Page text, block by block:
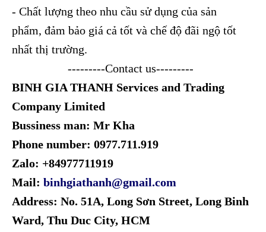
- Chất lượng theo nhu cầu sử dụng của sản
phẩm, đảm bảo giá cả tốt và chế độ đãi ngộ tốt
nhất thị trường.
---------Contact us---------
BINH GIA THANH Services and Trading
Company Limited
Bussiness man: Mr Kha
Phone number: 0977.711.919
Zalo: +84977711919
Mail: binhgiathanh@gmail.com
Address: No. 51A, Long Sơn Street, Long Binh
Ward, Thu Duc City, HCM